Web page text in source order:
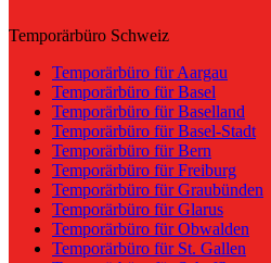
Temporärbüro Schweiz
Temporärbüro für Aargau
Temporärbüro für Basel
Temporärbüro für Baselland
Temporärbüro für Basel-Stadt
Temporärbüro für Bern
Temporärbüro für Freiburg
Temporärbüro für Graubünden
Temporärbüro für Glarus
Temporärbüro für Obwalden
Temporärbüro für St. Gallen